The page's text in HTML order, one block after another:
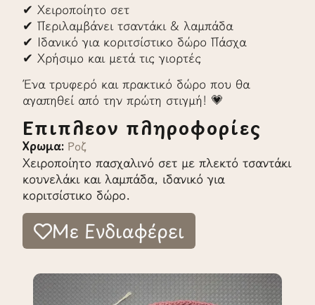
✔ Χειροποίητο σετ
✔ Περιλαμβάνει τσαντάκι & λαμπάδα
✔ Ιδανικό για κοριτσίστικο δώρο Πάσχα
✔ Χρήσιμο και μετά τις γιορτές
Ένα τρυφερό και πρακτικό δώρο που θα
αγαπηθεί από την πρώτη στιγμή! 💗
Επιπλέον πληροφορίες
Χρώμα: Ροζ
Χειροποίητο πασχαλινό σετ με πλεκτό τσαντάκι
κουνελάκι και λαμπάδα, ιδανικό για
κοριτσίστικο δώρο.
Με Ενδιαφέρει